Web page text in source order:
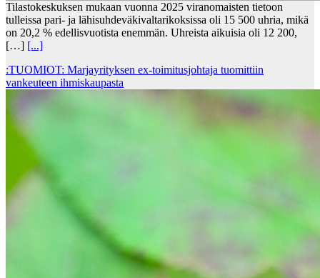
Tilastokeskuksen mukaan vuonna 2025 viranomaisten tietoon
tulleissa pari- ja lähisuhdeväkivaltarikoksissa oli 15 500 uhria, mikä
on 20,2 % edellisvuotista enemmän. Uhreista aikuisia oli 12 200,
[…] [...]
:TUOMIOT: Marjayrityksen ex-toimitusjohtaja tuomittiin
vankeuteen ihmiskaupasta